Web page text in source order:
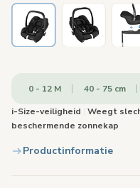
0 - 12 M 40 - 75 cm
i-Size-veiligheid
Weegt
beschermende zonnekap
Productinformatie